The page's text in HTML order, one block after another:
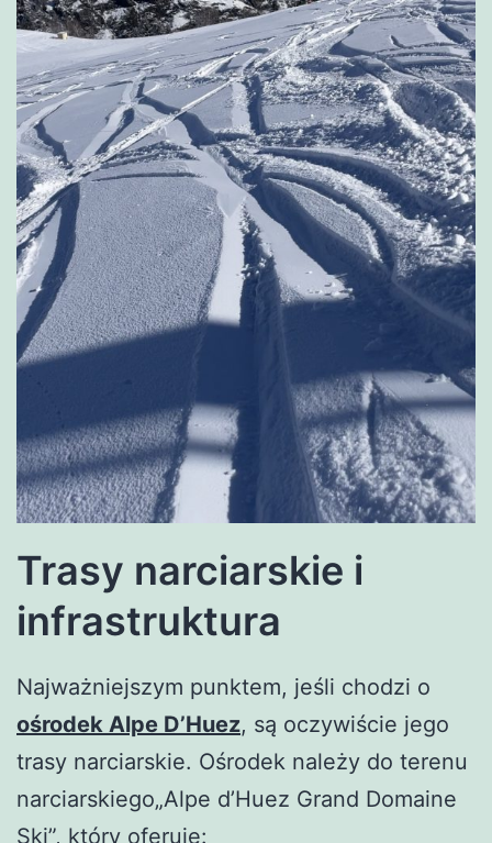
Trasy narciarskie i
infrastruktura
Najważniejszym punktem, jeśli chodzi o
ośrodek Alpe D’Huez, są oczywiście jego
trasy narciarskie. Ośrodek należy do terenu
narciarskiego„Alpe d’Huez Grand Domaine
Ski”, który oferuje: